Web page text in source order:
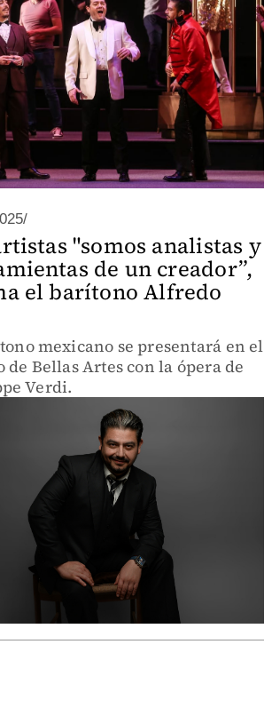
"somos analistas y
de un creador”,
el barítono Alfredo
mexicano se presentará en el
de Bellas Artes con la ópera de
Verdi.